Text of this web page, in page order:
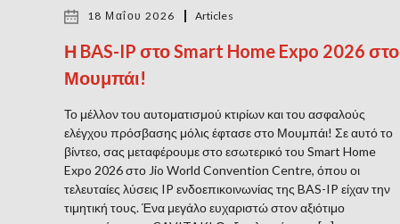
18 Μαΐου 2026 Articles
Η BAS-IP στο Smart Home Expo 2026 στο
Μουμπάι!
Το μέλλον του αυτοματισμού κτιρίων και του ασφαλούς
ελέγχου πρόσβασης μόλις έφτασε στο Μουμπάι! Σε αυτό το
βίντεο, σας μεταφέρουμε στο εσωτερικό του Smart Home
Expo 2026 στο Jio World Convention Centre, όπου οι
τελευταίες λύσεις IP ενδοεπικοινωνίας της BAS-IP είχαν την
τιμητική τους. Ένα μεγάλο ευχαριστώ στον αξιότιμο